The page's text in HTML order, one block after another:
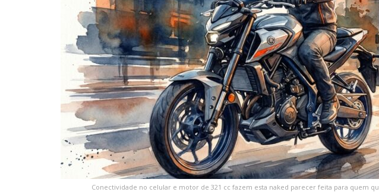
Conectividade no celular e motor de 321 cc fazem esta naked parecer feita para quem